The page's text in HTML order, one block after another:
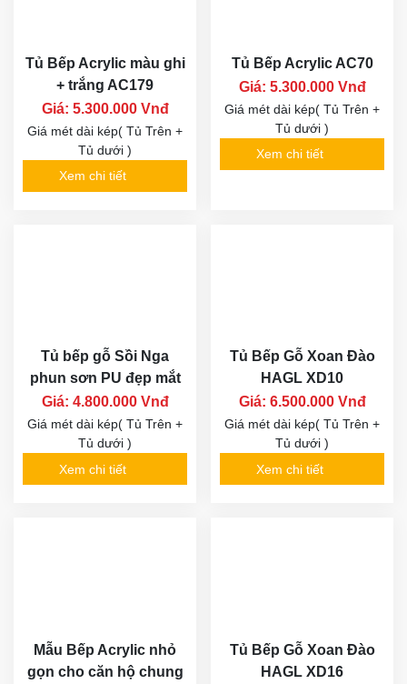
Tủ Bếp Acrylic màu ghi
+ trắng AC179
Giá: 5.300.000 Vnđ
Giá mét dài kép( Tủ Trên +
Tủ dưới )
Xem chi tiết
Tủ Bếp Acrylic AC70
Giá: 5.300.000 Vnđ
Giá mét dài kép( Tủ Trên +
Tủ dưới )
Xem chi tiết
Tủ bếp gỗ Sồi Nga
phun sơn PU đẹp mắt
Giá: 4.800.000 Vnđ
Giá mét dài kép( Tủ Trên +
Tủ dưới )
Xem chi tiết
Tủ Bếp Gỗ Xoan Đào
HAGL XD10
Giá: 6.500.000 Vnđ
Giá mét dài kép( Tủ Trên +
Tủ dưới )
Xem chi tiết
Mẫu Bếp Acrylic nhỏ
gọn cho căn hộ chung
Tủ Bếp Gỗ Xoan Đào
HAGL XD16